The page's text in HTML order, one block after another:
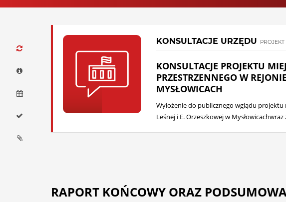
KONSULTACJE URZĘDU
KONSULTACJE PROJEKTU
PRZESTRZENNEGO W
MYSŁOWICACH
Wyłożenie do publicznego wglądu
Leśnej i E. Orzeszkowej w
RAPORT KOŃCOWY ORAZ